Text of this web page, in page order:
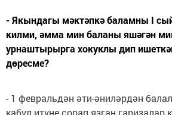
- Якындагы мәктәпкә баламны I
килми, әмма мин баланы яшәгән
урнаштырырга хокуклы дип
дөресме?
- 1 февральдән әти-әниләрдән